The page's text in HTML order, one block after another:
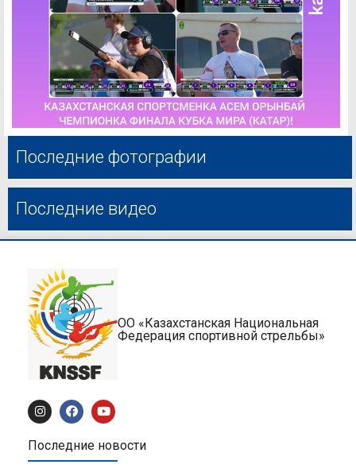
Последние фотографии
Последние видео
ОО «Казахстанская Национальная
Федерация спортивной стрельбы»
Последние новости